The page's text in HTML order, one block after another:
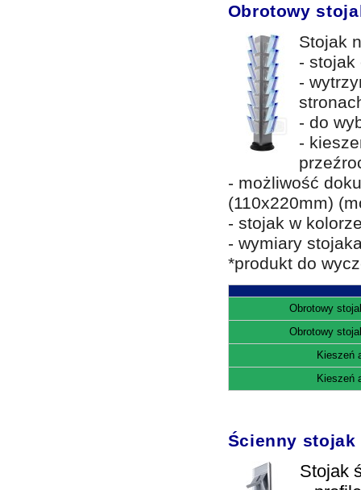
Obrotowy
Stojak
- stojak
-
- do
-
- możliwość
(110x220mm)
- stojak w
- wymiary
*produkt do
Obrotowy
Obrotowy
Kieszeń
Kieszeń
Ścienny stojak
Stojak